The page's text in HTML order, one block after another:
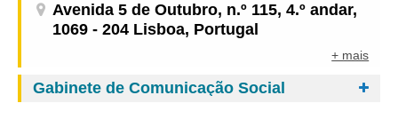
Avenida 5 de Outubro, n.º 115, 4.º andar,
1069 - 204 Lisboa, Portugal
+ mais
Gabinete de Comunicação Social